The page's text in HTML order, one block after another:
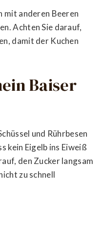
mit anderen Beeren
Achten Sie darauf,
damit der Kuchen
Baiser
und Rührbesen
kein Eigelb ins Eiweiß
den Zucker langsam
zu schnell